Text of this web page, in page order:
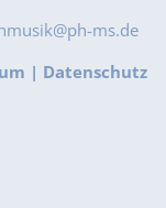
ms.de
| Datenschutz